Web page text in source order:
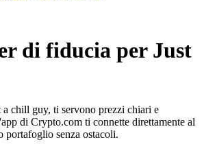
di fiducia per Just
a chill guy, ti servono prezzi chiari e
di Crypto.com ti connette direttamente al
portafoglio senza ostacoli.